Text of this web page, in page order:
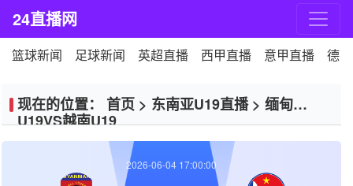
24直播网
篮球新闻 足球新闻 英超直播 西甲直播 意甲直播 德
现在的位置： 首页 > 东南亚U19直播> 缅甸
U19VS越南U19
2026-06-04 17:00:00